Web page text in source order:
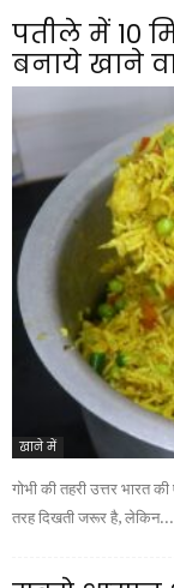
पतीले में 10
बनाये खाने
खाने में
गोभी की तहरी उत्तर भारत
तरह दिखती जरूर है, लेकिन...